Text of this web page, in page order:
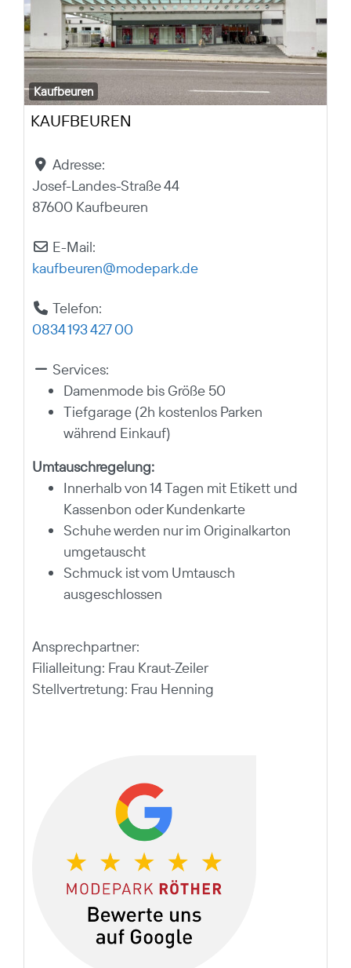
Kaufbeuren
KAUFBEUREN
Adresse:
Josef-Landes-Straße 44
87600 Kaufbeuren
E-Mail:
kaufbeuren@modepark.de
Telefon:
0834 193 427 00
Services:
Damenmode bis Größe 50
Tiefgarage (2h kostenlos Parken
während Einkauf)
Umtauschregelung:
Innerhalb von 14 Tagen mit Etikett und
Kassenbon oder Kundenkarte
Schuhe werden nur im Originalkarton
umgetauscht
Schmuck ist vom Umtausch
ausgeschlossen
Ansprechpartner:
Filialleitung: Frau Kraut-Zeiler
Stellvertretung: Frau Henning